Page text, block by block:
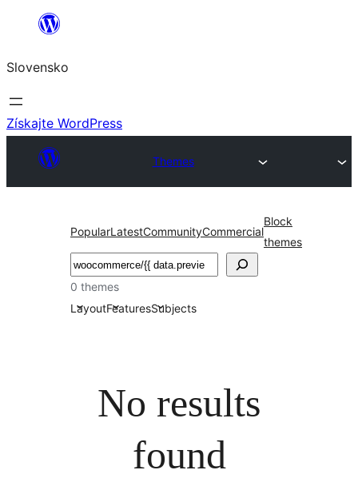
Prejsť
obsah
Slovensko
Získajte WordPress
Themes
PopularLatestCommunityCommercial
Block
themes
Hľadať
0 themes
LayoutFeaturesSubjects
No results
found